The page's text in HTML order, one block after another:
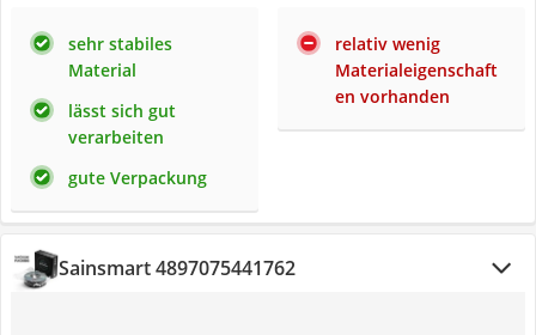
sehr stabiles
Material
lässt sich gut
verarbeiten
gute Verpackung
relativ wenig
Materialeigenschaft
en vorhanden
Sainsmart 4897075441762